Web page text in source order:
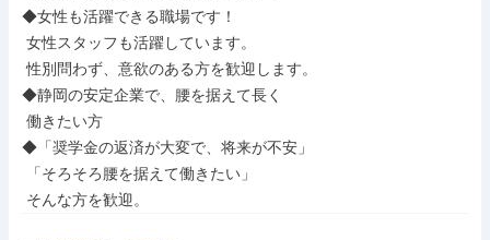
◆女性も活躍できる職場です！
性別問わず、意欲のある方を歓迎します。
◆静岡の安定企業で、腰を据えて長く
◆「奨学金の返済が大変で、将来が不安」
そんな方を歓迎。